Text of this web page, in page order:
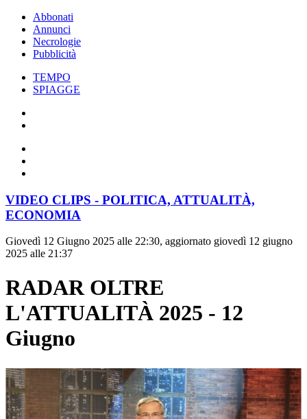
Abbonati
Annunci
Necrologie
Pubblicità
TEMPO
SPIAGGE
VIDEO CLIPS - POLITICA, ATTUALITÀ,
ECONOMIA
Giovedì 12 Giugno 2025 alle 22:30, aggiornato giovedì 12 giugno
2025 alle 21:37
RADAR OLTRE
L'ATTUALITÀ 2025 - 12
Giugno